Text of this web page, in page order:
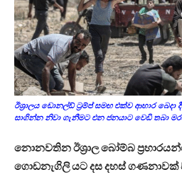
ඊශ්‍රාලය ඩොනල්ඩ් ට්‍රම්ප් සමඟ එක්ව ආහාර
සාගින්න නිවා ගැනීමට එන ජනයාට වෙඩි තබා
නොනවතින ඊශ්‍රාල බෝම්බ
ගොඩනැගිලි යට දස දහස් ගණනාවක්